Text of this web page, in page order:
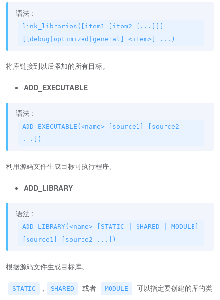
语法 :
link_libraries([item1 [item2 [...]]]
[[debug|optimized|general] <item>] ...)
将库链接到以后添加的所有目标。
ADD_EXECUTABLE
语法 :
ADD_EXECUTABLE(<name> [source1] [source2
...])
利用源码文件生成目标可执行程序。
ADD_LIBRARY
语法 :
ADD_LIBRARY(<name> [STATIC | SHARED | MODULE]
[source1] [source2 ...])
根据源码文件生成目标库。
STATIC , SHARED 或者 MODULE
可以指定要创建的库的类